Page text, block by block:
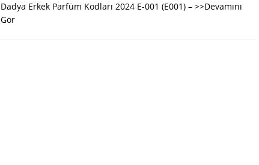
Dadya Erkek Parfüm Kodları 2024 E-001 (E001) – >>Devamını
Gör